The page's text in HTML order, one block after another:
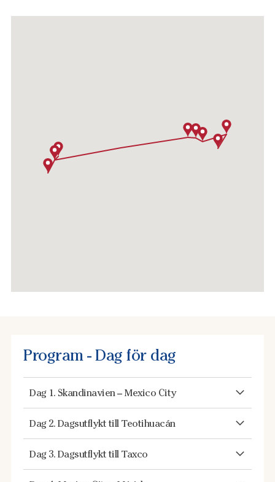
Program - Dag för dag
Dag 1. Skandinavien – Mexico City
Dag 2. Dagsutflykt till Teotihuacán
Dag 3. Dagsutflykt till Taxco